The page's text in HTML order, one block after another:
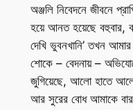
অঞ্জলি নিবেদনে জীবনে
হয়ে আনত হয়েছে বহুবার,
দেখি ভুবনখানি’ তখন
শোকে – বেদনায় –
জুগিয়েছে, আলো হাতে
আর সুরের বোধ আমাকে